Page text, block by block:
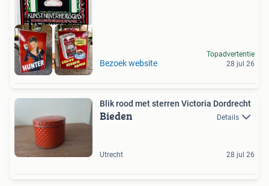
GEZOCHT Bezoek website
Topadvertentie
28 jul 26
Blik rood met sterren Victoria Dordrecht
Bieden Details
Utrecht 28 jul 26